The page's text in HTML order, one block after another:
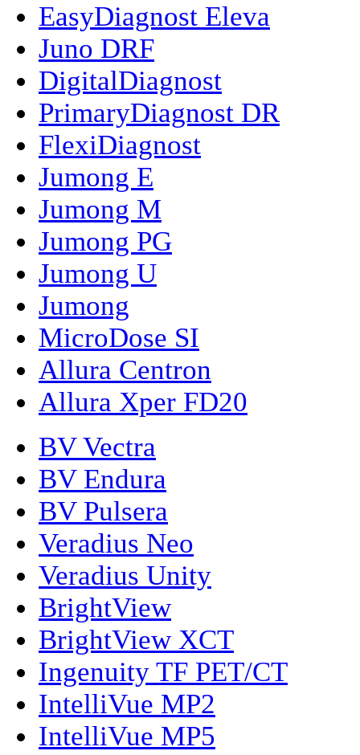
EasyDiagnost Eleva
Juno DRF
DigitalDiagnost
PrimaryDiagnost DR
FlexiDiagnost
Jumong E
Jumong M
Jumong PG
Jumong U
Jumong
MicroDose SI
Allura Centron
Allura Xper FD20
BV Vectra
BV Endura
BV Pulsera
Veradius Neo
Veradius Unity
BrightView
BrightView XCT
Ingenuity TF PET/CT
IntelliVue MP2
IntelliVue MP5